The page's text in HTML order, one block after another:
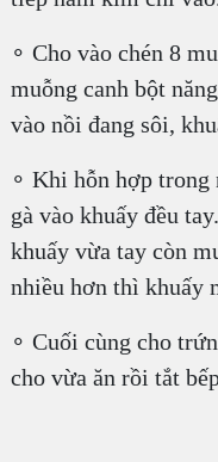
∘ Cho vào chén 8
muỗng canh bột
vào nồi đang sôi,
∘ Khi hỗn hợp
gà vào khuấy đều
khuấy vừa tay còn
nhiều hơn thì khuấy
∘ Cuối cùng cho
cho vừa ăn rồi tắt